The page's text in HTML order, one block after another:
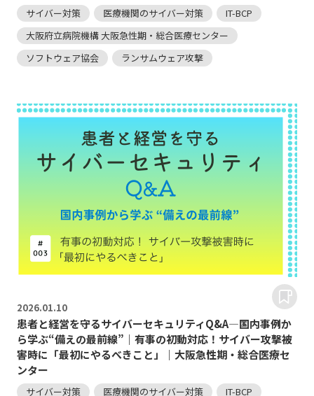
サイバー対策 医療機関のサイバー対策
IT-BCP
大阪府立病院機構 大阪急性期・総合医療センター
ソフトウェア協会
ランサムウェア攻撃
2026.01.10
患者と経営を守るサイバーセキュリティQ&A―国内事例か
ら学ぶ“備えの最前線”｜有事の初動対応！サイバー攻撃被
害時に「最初にやるべきこと」｜大阪急性期・総合医療セ
ンター
サイバー対策 医療機関のサイバー対策
IT-BCP